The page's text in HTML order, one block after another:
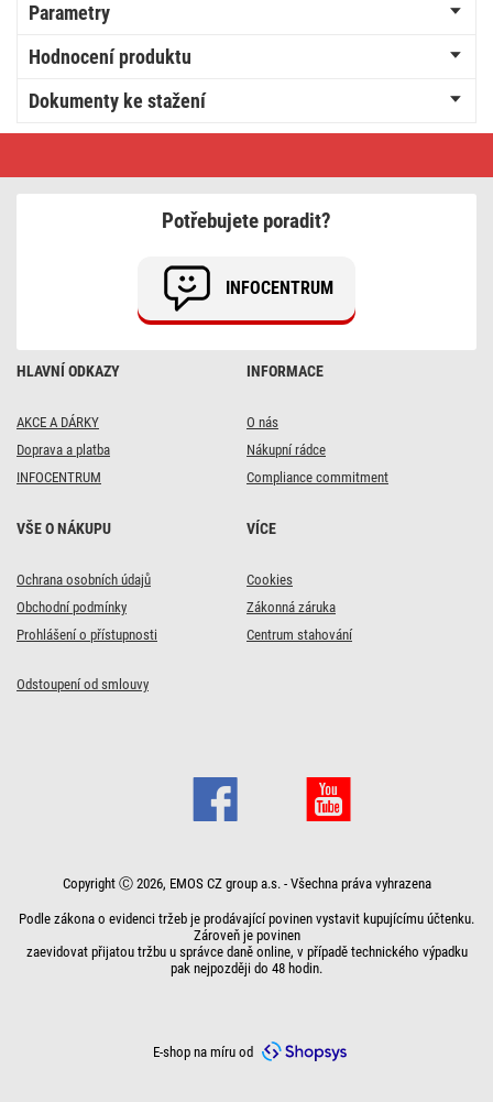
8x
Rozbočovací zásuvka
3x kulatá, černá
79 Kč
Rozbočovací zásuvka
3x kulatá, bílá
87 Kč s kódem:
Rozbočovací zásuvka
2x plochá + 1x kulatá s
Skladem
Do košíku
Zásuvka s vypínačem,
bílá
79 Kč
Do košíku
18x
Rozbočovací zásuvka
2x plochá + 1x kulatá,
Kč Skladem
Do košíku
Parametry
Hodnocení produktu
Dokumenty ke stažení
HLAVNÍ ODKAZY
AKCE A DÁRKY
Doprava a platba
INFOCENTRUM
INFORMACE
O nás
Nákupní rádce
Compliance commitment
VŠE O NÁKUPU
Ochrana osobních údajů
Obchodní podmínky
Prohlášení o přístupnosti
VÍCE
Cookies
Zákonná záruka
Centrum stahování
Odstoupení od smlouvy
Potřebujete poradit?
INFOCENTRUM
Copyright Ⓒ 2026, EMOS CZ group a.s. - Všechna práva vyhrazena
Podle zákona o evidenci tržeb je prodávající povinen vystavit kupujícímu účtenku.
Zároveň je povinen
zaevidovat přijatou tržbu u správce daně online, v případě technického výpadku
pak nejpozději do 48 hodin.
E-shop na míru od